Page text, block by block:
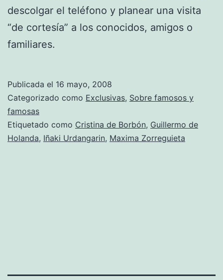
descolgar el teléfono y planear una visita
“de cortesía” a los conocidos, amigos o
familiares.
Publicada el 16 mayo, 2008
Categorizado como Exclusivas, Sobre famosos y
famosas
Etiquetado como Cristina de Borbón, Guillermo de
Holanda, Iñaki Urdangarin, Maxima Zorreguieta